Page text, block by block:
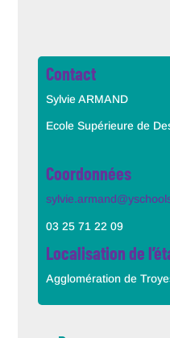
Contact
Sylvie ARMAND
Ecole Supérieure de
Coordonnées
03 25 71 22 09
Localisation de
Agglomération de